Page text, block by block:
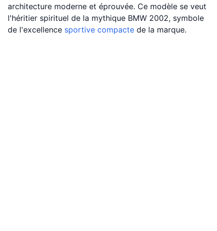
architecture moderne et éprouvée. Ce modèle se veut
l'héritier spirituel de la mythique BMW 2002, symbole
de l'excellence sportive compacte de la marque.